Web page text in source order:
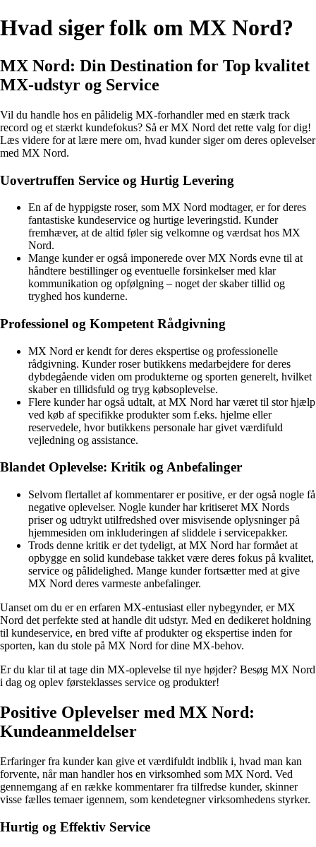
Hvad siger folk om MX Nord?
MX Nord: Din Destination for Top kvalitet
MX-udstyr og Service
Vil du handle hos en pålidelig MX-forhandler med en stærk track
record og et stærkt kundefokus? Så er MX Nord det rette valg for dig!
Læs videre for at lære mere om, hvad kunder siger om deres oplevelser
med MX Nord.
Uovertruffen Service og Hurtig Levering
En af de hyppigste roser, som MX Nord modtager, er for deres
fantastiske kundeservice og hurtige leveringstid. Kunder
fremhæver, at de altid føler sig velkomne og værdsat hos MX
Nord.
Mange kunder er også imponerede over MX Nords evne til at
håndtere bestillinger og eventuelle forsinkelser med klar
kommunikation og opfølgning – noget der skaber tillid og
tryghed hos kunderne.
Professionel og Kompetent Rådgivning
MX Nord er kendt for deres ekspertise og professionelle
rådgivning. Kunder roser butikkens medarbejdere for deres
dybdegående viden om produkterne og sporten generelt, hvilket
skaber en tillidsfuld og tryg købsoplevelse.
Flere kunder har også udtalt, at MX Nord har været til stor hjælp
ved køb af specifikke produkter som f.eks. hjelme eller
reservedele, hvor butikkens personale har givet værdifuld
vejledning og assistance.
Blandet Oplevelse: Kritik og Anbefalinger
Selvom flertallet af kommentarer er positive, er der også nogle få
negative oplevelser. Nogle kunder har kritiseret MX Nords
priser og udtrykt utilfredshed over misvisende oplysninger på
hjemmesiden om inkluderingen af sliddele i servicepakker.
Trods denne kritik er det tydeligt, at MX Nord har formået at
opbygge en solid kundebase takket være deres fokus på kvalitet,
service og pålidelighed. Mange kunder fortsætter med at give
MX Nord deres varmeste anbefalinger.
Uanset om du er en erfaren MX-entusiast eller nybegynder, er MX
Nord det perfekte sted at handle dit udstyr. Med en dedikeret holdning
til kundeservice, en bred vifte af produkter og ekspertise inden for
sporten, kan du stole på MX Nord for dine MX-behov.
Er du klar til at tage din MX-oplevelse til nye højder? Besøg MX Nord
i dag og oplev førsteklasses service og produkter!
Positive Oplevelser med MX Nord:
Kundeanmeldelser
Erfaringer fra kunder kan give et værdifuldt indblik i, hvad man kan
forvente, når man handler hos en virksomhed som MX Nord. Ved
gennemgang af en række kommentarer fra tilfredse kunder, skinner
visse fælles temaer igennem, som kendetegner virksomhedens styrker.
Hurtig og Effektiv Service